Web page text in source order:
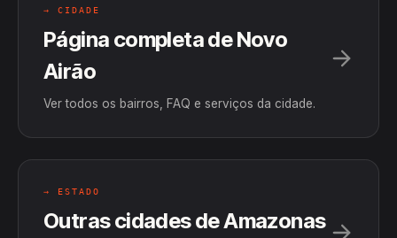
→ CIDADE
Página completa de Novo
Airão
Ver todos os bairros, FAQ e serviços da cidade.
→ ESTADO
Outras cidades de Amazonas